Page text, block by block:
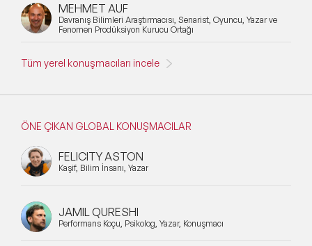
MEHMET AUF
Davranış Bilimleri Araştırmacısı, Senarist, Oyuncu, Yazar ve
Fenomen Prodüksiyon Kurucu Ortağı
Tüm yerel konuşmacıları incele
ÖNE ÇIKAN GLOBAL KONUŞMACILAR
FELICITY ASTON
Kaşif, Bilim İnsanı, Yazar
JAMIL QURESHI
Performans Koçu, Psikolog, Yazar, Konuşmacı